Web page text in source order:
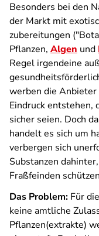
Besonders bei den
der Markt mit
zubereitungen
Pflanzen, Algen und
Regel irgendeine
werben die
Eindruck entstehen,
sicher seien. Doch
handelt es sich um
verbergen sich
Substanzen
Fraßfeinden
Das Problem: Für
keine amtliche
Pflanzen(extrakte)